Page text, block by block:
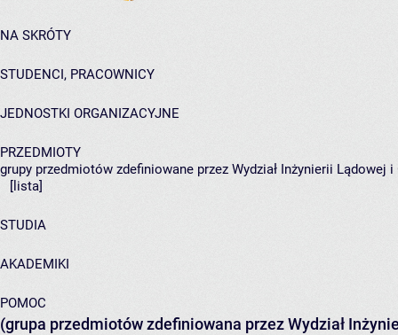
NA SKRÓTY
STUDENCI, PRACOWNICY
JEDNOSTKI ORGANIZACYJNE
PRZEDMIOTY
grupy przedmiotów zdefiniowane przez Wydział Inżynierii Lądowej
[lista]
STUDIA
AKADEMIKI
POMOC
(grupa przedmiotów zdefiniowana przez Wydział